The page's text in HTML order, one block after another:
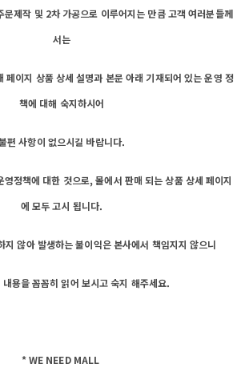
문제작 및 2차 가공으로 이루어지는 만큼 고객 여러분들께
서는
페이지 상품 상세 설명과 본문 아래 기재되어 있는 운영 정
책에 대해 숙지하시어
편 사항이 없으시길 바랍니다.
정책에 대한 것으로, 몰에서 판매 되는 상품 상세 페이지
에 모두 고시 됩니다.
지 않아 발생하는 불이익은 본사에서 책임지지 않으니
내용을 꼼꼼히 읽어 보시고 숙지 해주세요.
* WE NEED MALL